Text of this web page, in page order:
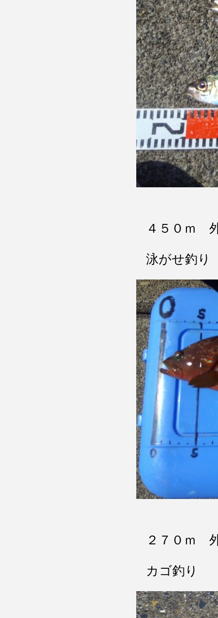
４５０ｍ
泳がせ釣り
２７０ｍ
カゴ釣り